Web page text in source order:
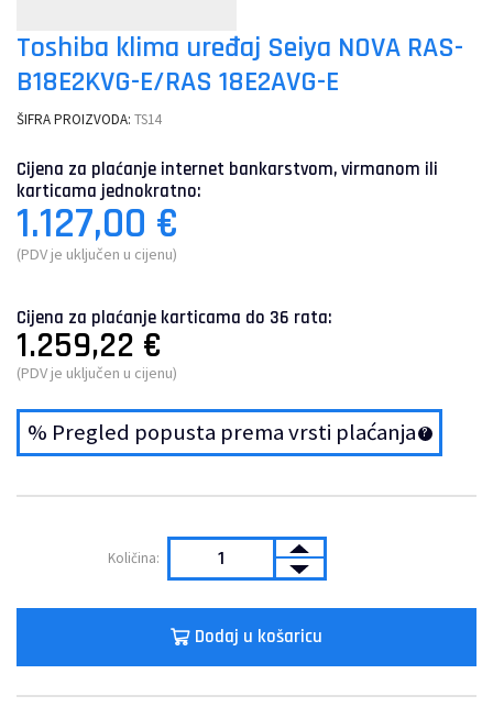
Toshiba klima uređaj Seiya NOVA RAS-
B18E2KVG-E/RAS 18E2AVG-E
ŠIFRA PROIZVODA: TS14
Cijena za plaćanje internet bankarstvom, virmanom ili
karticama jednokratno:
1.127,00 €
(PDV je uključen u cijenu)
Cijena za plaćanje karticama do 36 rata:
1.259,22 €
(PDV je uključen u cijenu)
% Pregled popusta prema vrsti plaćanja
Dodaj u košaricu